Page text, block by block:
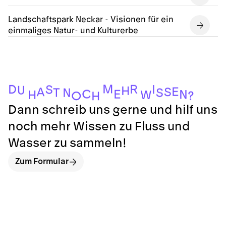
Landschaftspark Neckar - Visionen für ein
einmaliges Natur- und Kulturerbe
DU H AST N OCH
M E H R W SS E N ?
Dann schreib uns gerne und hilf uns
noch mehr Wissen zu Fluss und
Wasser zu sammeln!
Zum Formular